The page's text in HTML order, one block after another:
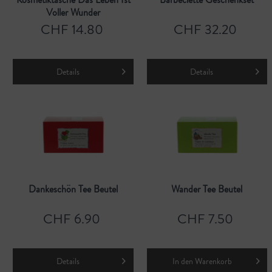
Voller Wunder
CHF 14.80
Details
CHF 32.20
Details
Dankeschön Tee Beutel
CHF 6.90
Details
Wander Tee Beutel
CHF 7.50
In den Warenkorb